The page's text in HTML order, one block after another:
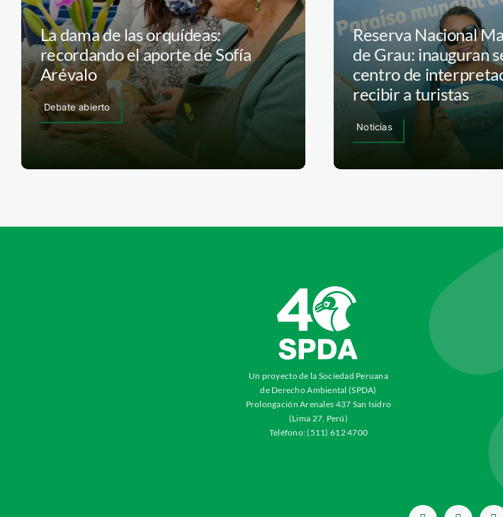
La dama de las orquídeas:
recordando el aporte de Sofía
Arévalo
Debate abierto
Reserva Nacional
de Grau: inauguran
centro de
recibir a turistas
Noticias
Un proyecto de la Sociedad Peruana
de Derecho Ambiental (SPDA)
Prolongación Arenales 437 San Isidro
(Lima 27, Perú)
Teléfono: (511) 612 4700